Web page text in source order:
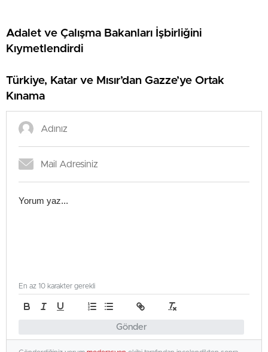
Adalet ve Çalışma Bakanları İşbirliğini
Kıymetlendirdi
Türkiye, Katar ve Mısır’dan Gazze’ye Ortak
Kınama
Gönder
En az 10 karakter gerekli